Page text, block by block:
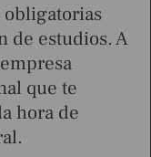
obligatorias
de estudios. A
que te
hora de